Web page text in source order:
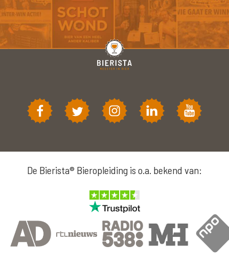
De Bierista® Bieropleiding is o.a. bekend van: